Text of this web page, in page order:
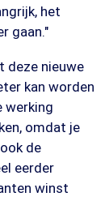
het
gaan."
deze nieuwe
kan worden
werking
omdat je
de
eerder
winst